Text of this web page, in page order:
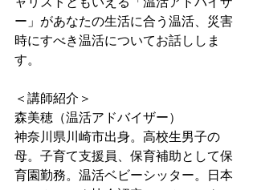
ー」があなたの生活に合う温活、災害
時にすべき温活についてお話ししま
す。
＜講師紹介＞
森美穂（温活アドバイザー）
神奈川県川崎市出身。高校生男子の
母。子育て支援員、保育補助として保
育園勤務。温活ベビーシッター。日本